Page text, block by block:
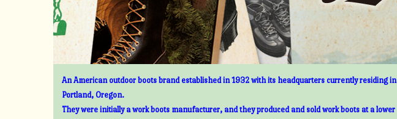
An American outdoor boots brand established in 1932 with its headquarters currently residing in
Portland, Oregon.
They were initially a work boots manufacturer, and they produced and sold work boots at a lower